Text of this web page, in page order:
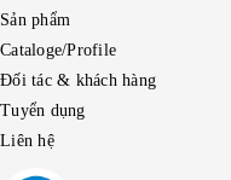
Sản phẩm
Cataloge/Profile
Đối tác & khách hàng
Tuyển dụng
Liên hệ